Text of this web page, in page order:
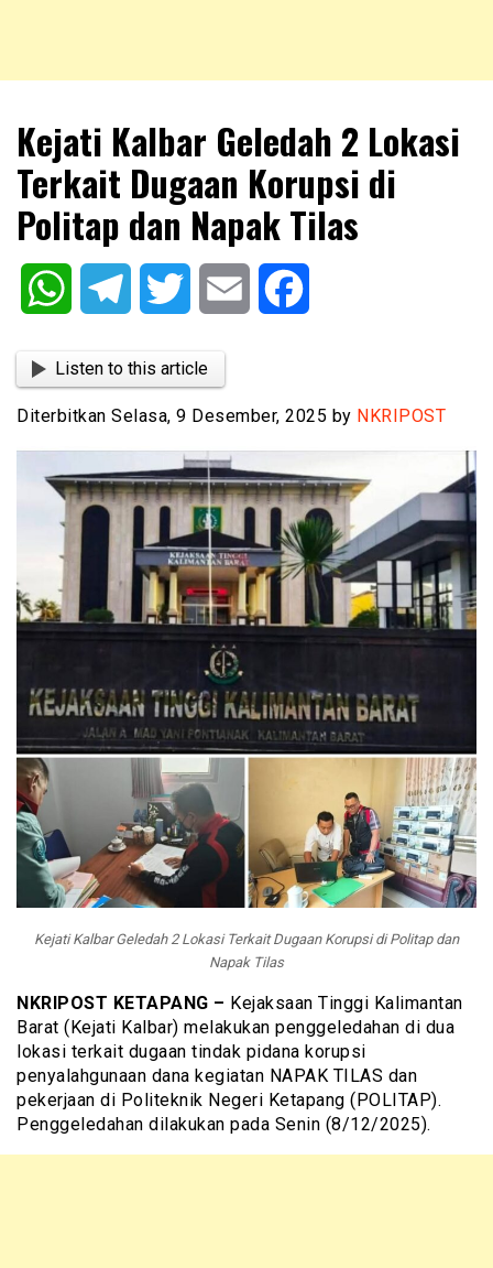
NKRIPOST
Kejati Kalbar Geledah 2 Lokasi
Terkait Dugaan Korupsi di
Politap dan Napak Tilas
WhatsAppTelegram Twitter Email
Listen to this article
Diterbitkan Selasa, 9 Desember, 2025 by NKRIPOST
Kejati Kalbar Geledah 2 Lokasi Terkait Dugaan Korupsi di Politap dan
Napak Tilas
NKRIPOST KETAPANG – Kejaksaan Tinggi Kalimantan
Barat (Kejati Kalbar) melakukan penggeledahan di dua
lokasi terkait dugaan tindak pidana korupsi
penyalahgunaan dana kegiatan NAPAK TILAS dan
pekerjaan di Politeknik Negeri Ketapang (POLITAP).
Penggeledahan dilakukan pada Senin (8/12/2025).